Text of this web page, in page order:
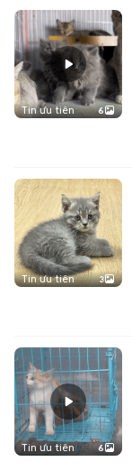
Tin ưu tiên 6
Tin ưu tiên 3
Tin ưu tiên 6